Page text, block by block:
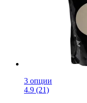
3 опции
4.9 (21)